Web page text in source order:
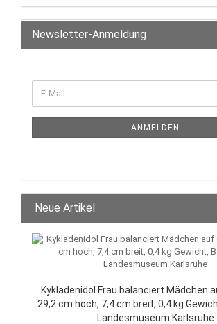
Newsletter-Anmeldung
ANMELDEN
Neue Artikel
Kykladenidol Frau balanciert Mädchen
29,2 cm hoch, 7,4 cm breit, 0,4 kg
Landesmuseum Karlsruhe